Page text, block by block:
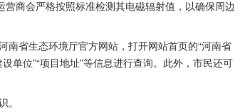
商会严格按照标准检测其电磁辐射值，以确保周边
省生态环境厅官方网站，打开网站首页的“河南省
单位”“项目地址”等信息进行查询。此外，市民还可